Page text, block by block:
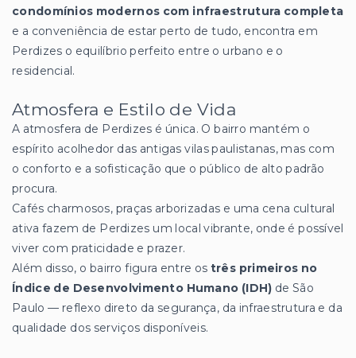
condomínios modernos com infraestrutura completa
e a conveniência de estar perto de tudo, encontra em
Perdizes o equilíbrio perfeito entre o urbano e o
residencial.
Atmosfera e Estilo de Vida
A atmosfera de Perdizes é única. O bairro mantém o
espírito acolhedor das antigas vilas paulistanas, mas com
o conforto e a sofisticação que o público de alto padrão
procura.
Cafés charmosos, praças arborizadas e uma cena cultural
ativa fazem de Perdizes um local vibrante, onde é possível
viver com praticidade e prazer.
Além disso, o bairro figura entre os três primeiros no
Índice de Desenvolvimento Humano (IDH) de São
Paulo — reflexo direto da segurança, da infraestrutura e da
qualidade dos serviços disponíveis.